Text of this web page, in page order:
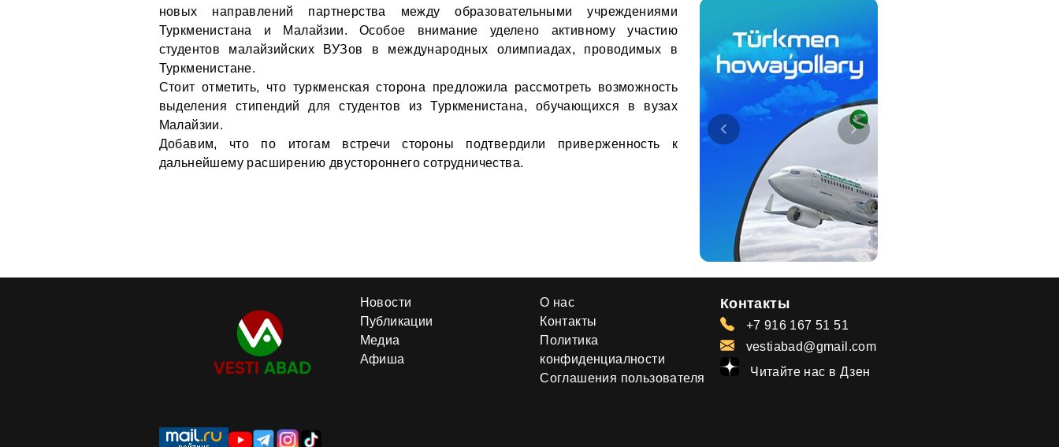
новых направлений партнерства между образовательными учреждениями
Туркменистана и Малайзии. Особое внимание уделено активному участию
студентов малайзийских ВУЗов в международных олимпиадах, проводимых в
Туркменистане.
Стоит отметить, что туркменская сторона предложила рассмотреть возможность
выделения стипендий для студентов из Туркменистана, обучающихся в вузах
Малайзии.
Добавим, что по итогам встречи стороны подтвердили приверженность к
дальнейшему расширению двустороннего сотрудничества.
Новости
Публикации
Медиа
Афиша
О нас
Контакты
Политика
конфиденциалности
Соглашения пользователя
Контакты
+7 916 167 51 51
vestiabad@gmail.com
Читайте нас в Дзен